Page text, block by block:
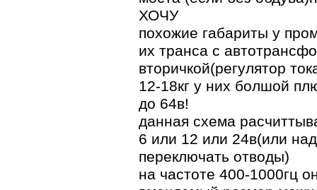
ХОЧУ
похожие габариты у
их транса с
вторичкой(регулятор
12-18кг у них болшой
до 64в!
данная схема
6 или 12 или 24в(или
переключать отводы)
на частоте 400-1000гц